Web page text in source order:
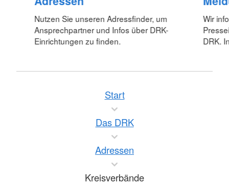
Nutzen Sie unseren Adressfinder, um
Ansprechpartner und Infos über DRK-
Einrichtungen zu finden.
Wir
DRK.
Start
Das DRK
Adressen
Kreisverbände